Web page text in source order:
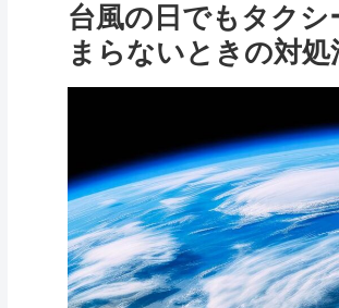
台風の日でもタク
まらないときの対処